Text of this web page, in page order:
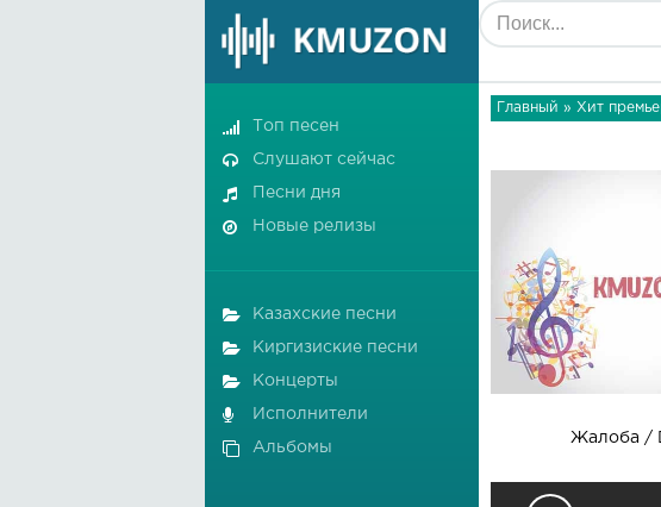
Главный » Хит
Жалоба /
Топ песен
Слушают сейчас
Песни дня
Новые релизы
Казахские песни
Киргизиские песни
Концерты
Исполнители
Альбомы